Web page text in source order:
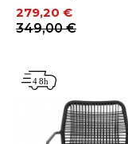
Prix
279,20 €
Prix de base
349,00 €